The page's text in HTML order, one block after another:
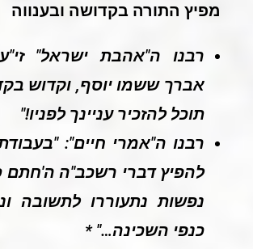
מפיץ התורה בקדושה ובענווה
רבנו ה"אהבת ישראל"
אברך ששמו יוסף, וקדוש
תוכל להזכיר עניינך לפניו!"
רבנו ה"אמרי חיים":
להפיץ דברי רשכב"ה ה'חתם
נפשות נתעוררו לתשובה
כנפי השכינה…" *